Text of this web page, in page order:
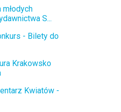
S...
- Bilety do
Krakowsko
Kwiatów -